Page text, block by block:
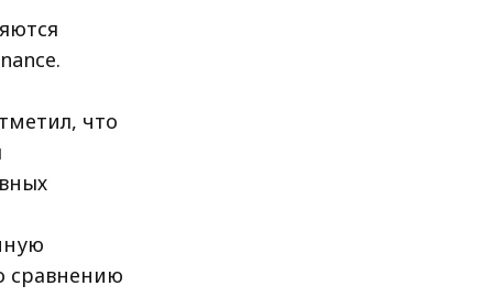
что
сравнению